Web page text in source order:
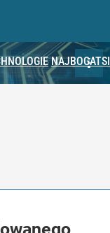
NAJBOGATSI